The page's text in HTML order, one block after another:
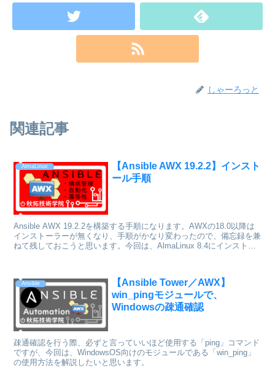
しゃーろっと
関連記事
AlmaLinux
【Ansible AWX 19.2.2】インスト
ール手順
Ansible AWX 19.2.2を構築する手順になります。AWXの18.0以降は
インストーラーが無くなり、手順がかなり変わったので、備忘録を兼
ねて残しておこうと思います。今回は、AlmaLinux 8.4にインストー
Ansible
【Ansible Tower／AWX】
win_pingモジュールで、
Windowsの疎通確認
疎通確認を行う際、必ずと言っていいほど使用する「ping」コマンド
ですが、今回は、WindowsOS向けのモジュールである「win_ping」
の使用方法を解説したいと思います。